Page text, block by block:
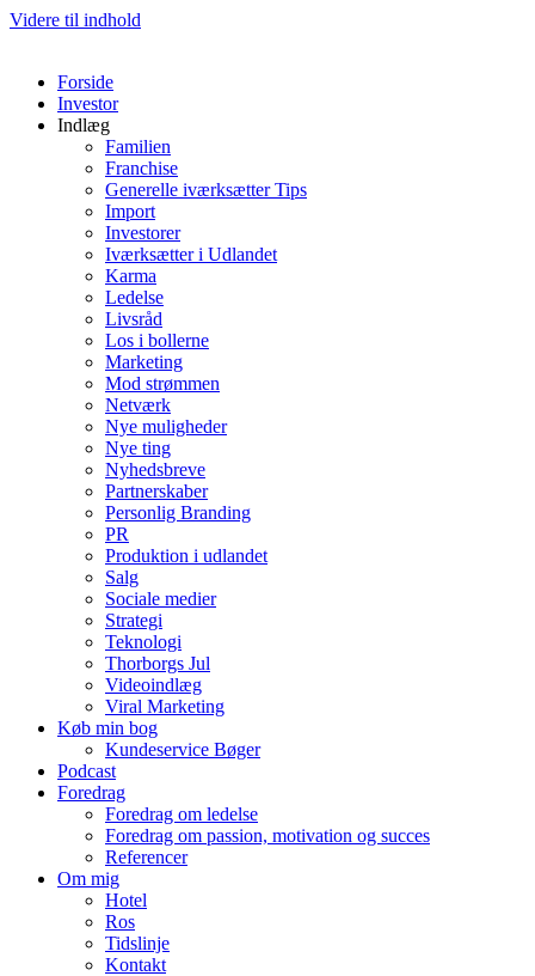
Videre til indhold
Forside
Investor
Indlæg
Familien
Franchise
Generelle iværksætter Tips
Import
Investorer
Iværksætter i Udlandet
Karma
Ledelse
Livsråd
Los i bollerne
Marketing
Mod strømmen
Netværk
Nye muligheder
Nye ting
Nyhedsbreve
Partnerskaber
Personlig Branding
PR
Produktion i udlandet
Salg
Sociale medier
Strategi
Teknologi
Thorborgs Jul
Videoindlæg
Viral Marketing
Køb min bog
Kundeservice Bøger
Podcast
Foredrag
Foredrag om ledelse
Foredrag om passion, motivation og succes
Referencer
Om mig
Hotel
Ros
Tidslinje
Kontakt